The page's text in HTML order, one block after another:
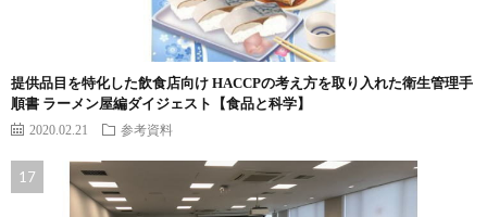
提供品目を特化した飲食店向け HACCPの考え方を取り入れた衛生管理手
順書 ラーメン屋編ダイジェスト【食品と科学】
2020.02.21 参考資料